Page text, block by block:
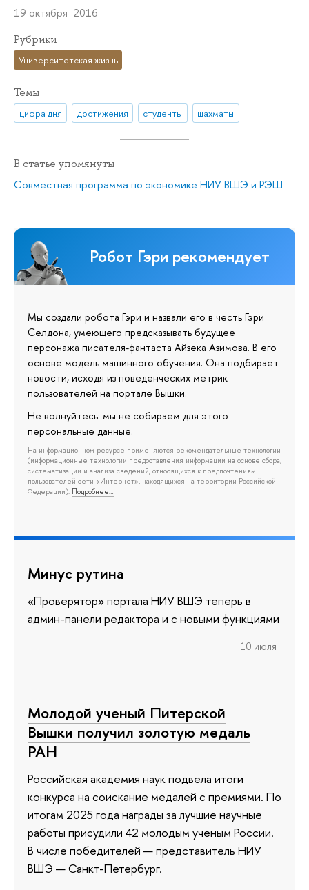
19 октября 2016
Рубрики
Университетская жизнь
Темы
цифра дня достижения студенты шахматы
В статье упомянуты
Совместная программа по экономике НИУ ВШЭ и РЭШ
Робот Гэри рекомендует
Мы создали робота Гэри и назвали его в честь Гэри
Селдона, умеющего предсказывать будущее
персонажа писателя-фантаста Айзека Азимова. В его
основе модель машинного обучения. Она подбирает
новости, исходя из поведенческих метрик
пользователей на портале Вышки.
Не волнуйтесь: мы не собираем для этого
персональные данные.
На информационном ресурсе применяются рекомендательные технологии
(информационные технологии предоставления информации на основе сбора,
систематизации и анализа сведений, относящихся к предпочтениям
пользователей сети «Интернет», находящихся на территории Российской
Федерации). Подробнее…
Минус рутина
«Проверятор» портала НИУ ВШЭ теперь в
админ-панели редактора и с новыми функциями
10 июля
Молодой ученый Питерской
Вышки получил золотую медаль
РАН
Российская академия наук подвела итоги
конкурса на соискание медалей с премиями. По
итогам 2025 года награды за лучшие научные
работы присудили 42 молодым ученым России.
В числе победителей — представитель НИУ
ВШЭ — Санкт-Петербург.